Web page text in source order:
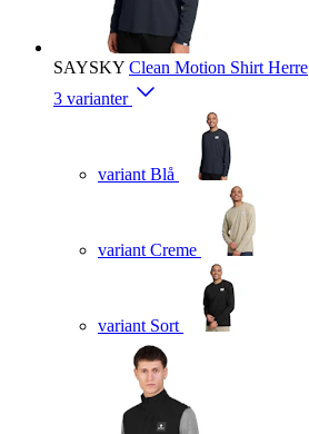
SAYSKY Clean Motion Shirt Herre
3 varianter
variant Blå
variant Creme
variant Sort